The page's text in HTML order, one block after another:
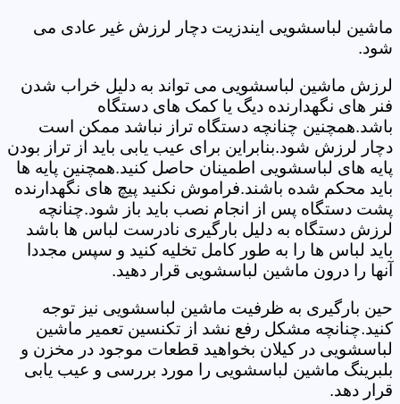
ماشین لباسشویی ایندزیت دچار لرزش غیر عادی می
شود.
لرزش ماشین لباسشویی می تواند به دلیل خراب شدن
فنر های نگهدارنده دیگ یا کمک های دستگاه
باشد.همچنین چنانچه دستگاه تراز نباشد ممکن است
دچار لرزش شود.بنابراین برای عیب یابی باید از تراز بودن
پایه های لباسشویی اطمینان حاصل کنید.همچنین پایه ها
باید محکم شده باشند.فراموش نکنید پیچ های نگهدارنده
پشت دستگاه پس از انجام نصب باید باز شود.چنانچه
لرزش دستگاه به دلیل بارگیری نادرست لباس ها باشد
باید لباس ها را به طور کامل تخلیه کنید و سپس مجددا
آنها را درون ماشین لباسشویی قرار دهید.
حین بارگیری به ظرفیت ماشین لباسشویی نیز توجه
کنید.چنانچه مشکل رفع نشد از تکنسین تعمیر ماشین
لباسشویی در کیلان بخواهید قطعات موجود در مخزن و
بلبرینگ ماشین لباسشویی را مورد بررسی و عیب یابی
قرار دهد.